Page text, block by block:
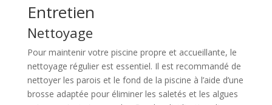
Entretien
Nettoyage
Pour maintenir votre piscine propre et accueillante, le
nettoyage régulier est essentiel. Il est recommandé de
nettoyer les parois et le fond de la piscine à l’aide d’une
brosse adaptée pour éliminer les saletés et les algues